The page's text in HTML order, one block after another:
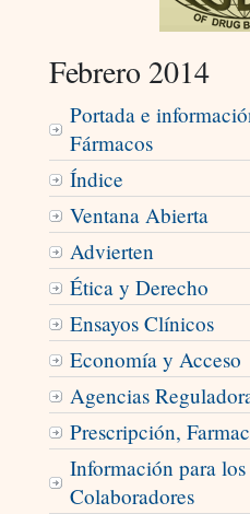
Febrero 2014
Portada e
Fármacos
Índice
Ventana Abierta
Advierten
Ética y Derecho
Ensayos Clínicos
Economía y Acceso
Agencias
Prescripción,
Información para
Colaboradores